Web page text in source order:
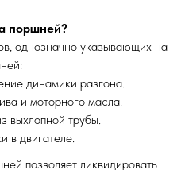
поршней?
однозначно указывающих на
динамики разгона.
и моторного масла.
выхлопной трубы.
в двигателе.
позволяет ликвидировать